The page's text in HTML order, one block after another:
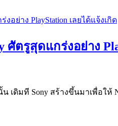
ศัตรูสุดแกร่งอย่าง
เดิมที Sony สร้างขึ้นมาเพื่อให้